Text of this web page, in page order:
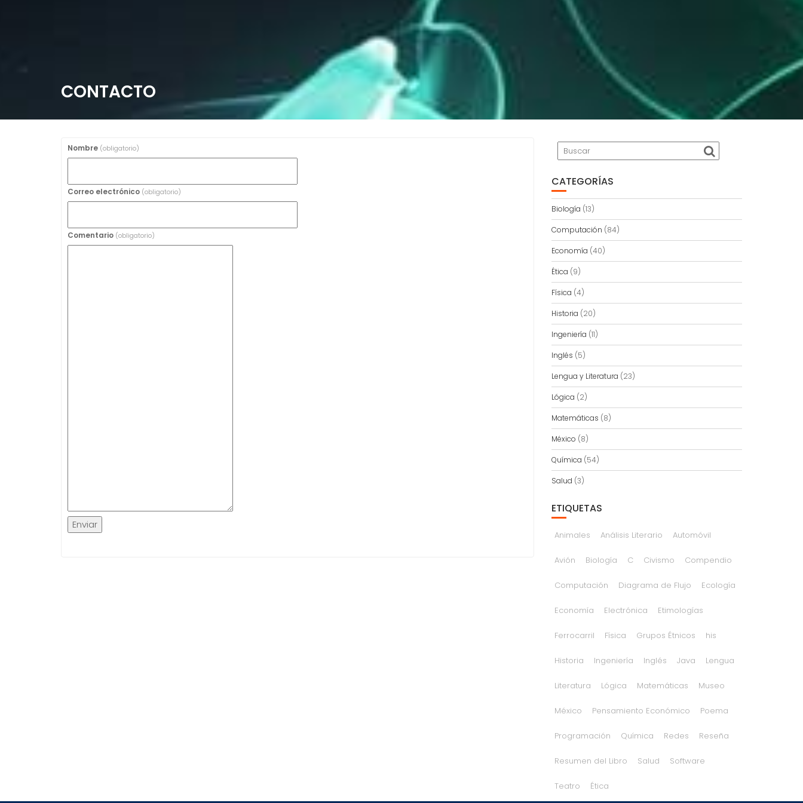
CONTACTO
Nombre (obligatorio)
Correo electrónico (obligatorio)
Comentario (obligatorio)
Enviar
CATEGORÍAS
Biología (13)
Computación (84)
Economía (40)
Ética (9)
Física (4)
Historia (20)
Ingeniería (11)
Inglés (5)
Lengua y Literatura (23)
Lógica (2)
Matemáticas (8)
México (8)
Química (54)
Salud (3)
ETIQUETAS
Animales Análisis Literario Automóvil
Avión Biología C Civismo Compendio
Computación Diagrama de Flujo Ecología
Economía Electrónica Etimologías
Ferrocarril Física Grupos Étnicos his
Historia Ingeniería Inglés Java Lengua
Literatura Lógica Matemáticas Museo
México Pensamiento Económico Poema
Programación Química Redes Reseña
Resumen del Libro Salud Software
Teatro Ética